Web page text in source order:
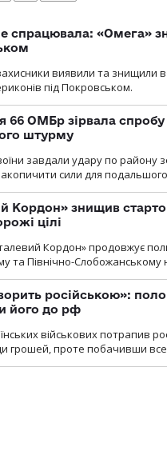
спрацювала: «Омега»
виявили та знищили
під Покровськом.
66 ОМБр зірвала
штурму
завдали удару по району
сили для
Кордон» знищив
цілі
Кордон» продовжує
та Північно-Слобожанському
російською»:
його до рф
військових потрапив
грошей, проте побачивши все